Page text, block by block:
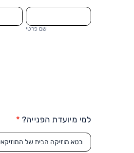
שם
שם פרטי
שם
למי מיועדת הפנייה? *